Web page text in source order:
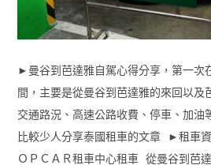
►曼谷到芭達雅自駕心得分享，第一次
間，主要是從曼谷到芭達雅的來回以及
交通路況、高速公路收費、停車、加油
比較少人分享泰國租車的文章 ►租車
ＯＰＣＡＲ租車中心租車 從曼谷到芭